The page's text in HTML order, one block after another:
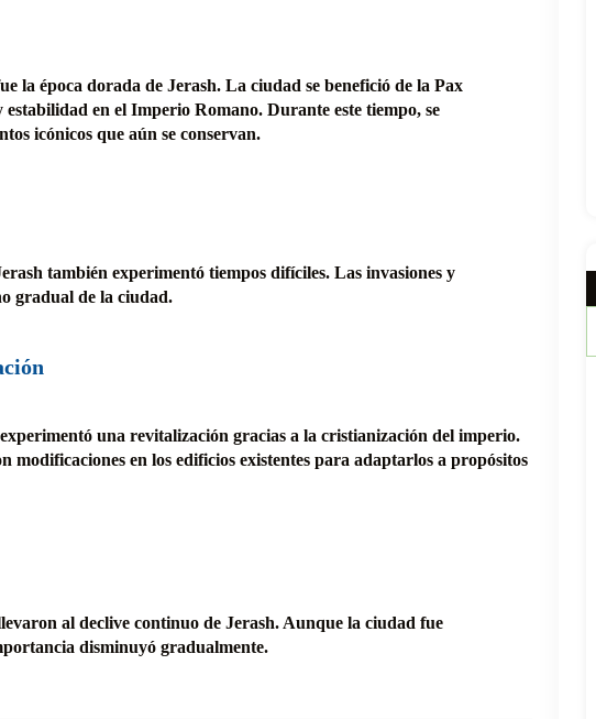
la época dorada de Jerash. La ciudad se benefició de la Pax
en el Imperio Romano. Durante este tiempo, se
icónicos que aún se conservan.
también experimentó tiempos difíciles. Las invasiones y
gradual de la ciudad.
una revitalización gracias a la cristianización del imperio.
modificaciones en los edificios existentes para adaptarlos a propósitos
al declive continuo de Jerash. Aunque la ciudad fue
disminuyó gradualmente.